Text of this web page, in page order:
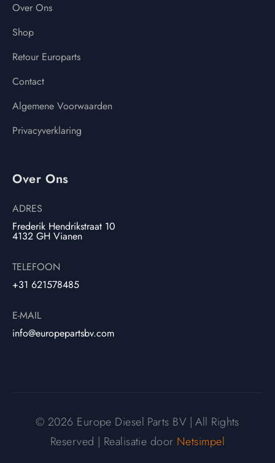
Over Ons
Shop
Retour Europarts
Contact
Algemene Voorwaarden
Privacyverklaring
Over Ons
ADRES
Frederik Hendrikstraat 10
4132 GH Vianen
TELEFOON
+31 621578485
E-MAIL
info@europepartsbv.com
© 2026 Europe Diesel Parts BV | All Rights
Reserved | Realisatie door Netsimpel